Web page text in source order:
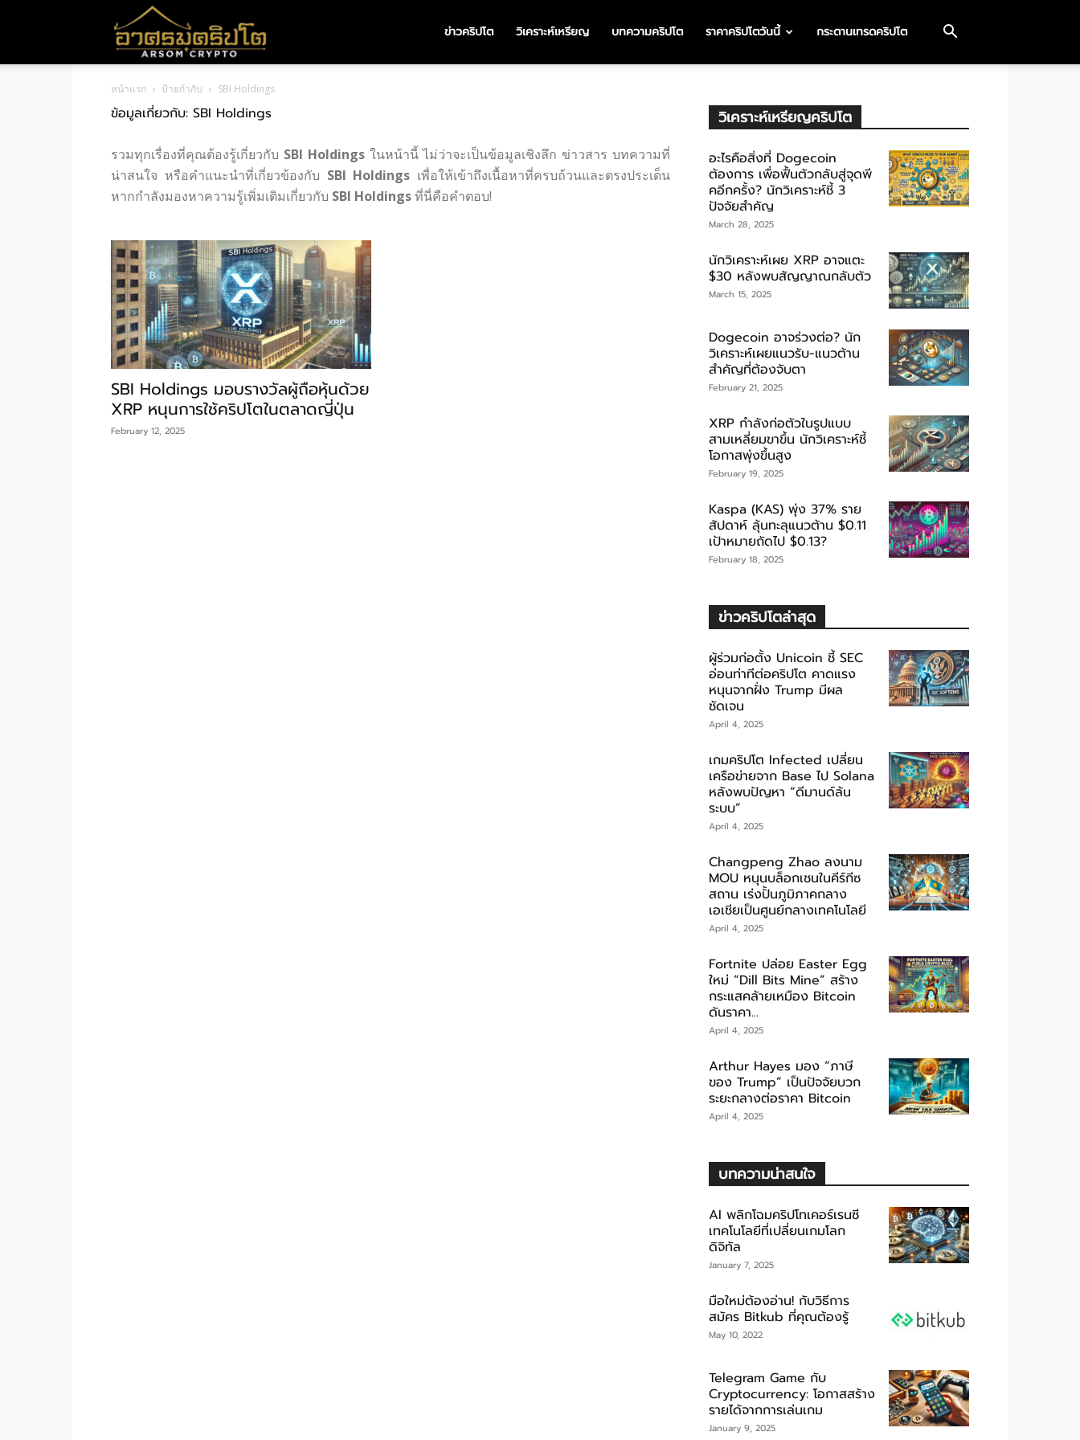
ศร
มค
ปโต
ข่าวคริปโต วิเคราะห์เหรียญ บทความคริปโต ราคาคริปโตวันนี้ กระดานเทรดคริปโต
หน้าแรก ป้ายกำกับ SBI Holdings
ข้อมูลเกี่ยวกับ: SBI Holdings
รวมทุกเรื่องที่คุณต้องรู้เกี่ยวกับ SBI Holdingsในหน้านี้ ไม่ว่าจะเป็นข้อมูลเชิงลึก ข่าวสาร บทความที่
น่าสนใจ หรือคำแนะนำที่เกี่ยวข้องกับ SBI Holdings เพื่อให้เข้าถึงเนื้อหาที่ครบถ้วนและตรงประเด็น
หากกำลังมองหาความรู้เพิ่มเติมเกี่ยวกับ SBI Holdingsที่นี่คือคำตอบ!
SBI Holdings มอบรางวัลผู้ถือหุ้นด้วย
XRP หนุนการใช้คริปโตในตลาดญี่ปุ่น
February 12, 2025
วิเคราะห์เหรียญคริปโต
อะไรคือสิ่งที่ Dogecoin
ต้องการ เพื่อฟื้นตัวกลับสู่จุดพี
คอีกครั้ง? นักวิเคราะห์ชี้ 3
ปัจจัยสำคัญ
March 28, 2025
นักวิเคราะห์เผย XRP อาจแตะ
$30 หลังพบสัญญาณกลับตัว
March 15, 2025
Dogecoin อาจร่วงต่อ? นัก
วิเคราะห์เผยแนวรับ-แนวต้าน
สำคัญที่ต้องจับตา
February 21, 2025
XRP กำลังก่อตัวในรูปแบบ
สามเหลี่ยมขาขึ้น นักวิเคราะห์ชี้
โอกาสพุ่งขึ้นสูง
February 19, 2025
Kaspa (KAS) พุ่ง 37% ราย
สัปดาห์ ลุ้นทะลุแนวต้าน $0.11
เป้าหมายถัดไป $0.13?
February 18, 2025
ข่าวคริปโตล่าสุด
ผู้ร่วมก่อตั้ง Unicoin ชี้ SEC
อ่อนท่าทีต่อคริปโต คาดแรง
หนุนจากฝั่ง Trump มีผล
ชัดเจน
April 4, 2025
เกมคริปโต Infected เปลี่ยน
เครือข่ายจาก Base ไป Solana
หลังพบปัญหา “ดีมานด์ล้น
ระบบ”
April 4, 2025
Changpeng Zhao ลงนาม
MOU หนุนบล็อกเชนในคีร์กีซ
สถาน เร่งปั้นภูมิภาคกลาง
เอเชียเป็นศูนย์กลางเทคโนโลยี
April 4, 2025
Fortnite ปล่อย Easter Egg
ใหม่ “Dill Bits Mine” สร้าง
กระแสคล้ายเหมือง Bitcoin
ดันราคา...
April 4, 2025
Arthur Hayes มอง “ภาษี
ของ Trump” เป็นปัจจัยบวก
ระยะกลางต่อราคา Bitcoin
April 4, 2025
บทความน่าสนใจ
AI พลิกโฉมคริปโทเคอร์เรนซี
เทคโนโลยีที่เปลี่ยนเกมโลก
ดิจิทัล
January 7, 2025
มือใหม่ต้องอ่าน! กับวิธีการ
สมัคร Bitkub ที่คุณต้องรู้
May 10, 2022
Telegram Game กับ
Cryptocurrency: โอกาสสร้าง
รายได้จากการเล่นเกม
January 9, 2025